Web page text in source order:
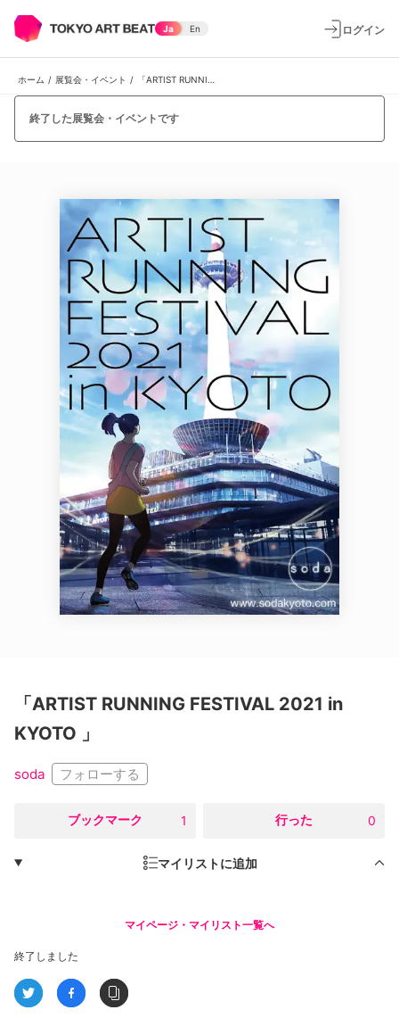
Ja En ログイン
ホーム / 展覧会・イベント /
終了した展覧会・イベントです
「ARTIST RUNNING FESTIVAL 2021 in
KYOTO 」
soda フォローする
ブックマーク 1 行った 0
マイリストに追加
マイページ・マイリスト一覧へ
終了しました